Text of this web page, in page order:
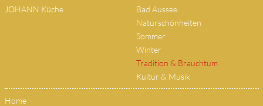
JOHANN Küche
Bad Aussee
Naturschönheiten
Sommer
Winter
Tradition & Brauchtum
Kultur & Musik
Home